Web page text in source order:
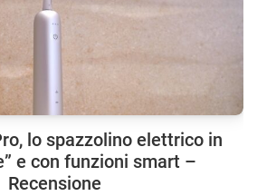
lo spazzolino elettrico in
e con funzioni smart –
Recensione